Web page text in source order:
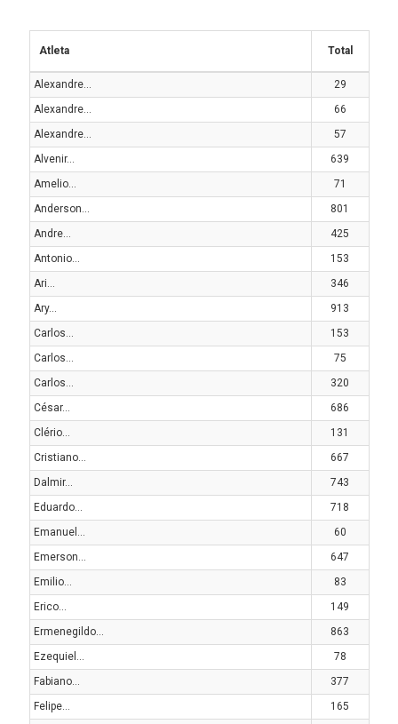
Atleta Total
Alexandre...
29
Alexandre...
66
Alexandre...
57
Alvenir...
639
Amelio...
71
Anderson...
801
Andre...
425
Antonio...
153
Ari...
346
Ary...
913
Carlos...
153
Carlos...
75
Carlos...
320
César...
686
Clério...
131
Cristiano...
667
Dalmir...
743
Eduardo...
718
Emanuel...
60
Emerson...
647
Emilio...
83
Erico...
149
Ermenegildo...
863
Ezequiel...
78
Fabiano...
377
Felipe...
165